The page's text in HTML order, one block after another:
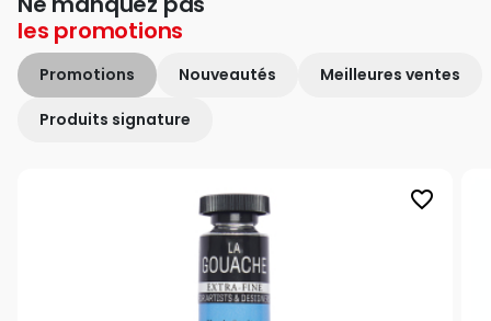
les promotions
Promotions Nouveautés Meilleures ventes
Produits signature
favorite_border